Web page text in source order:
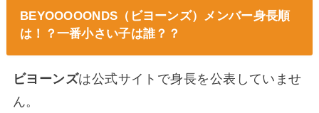
BEYOOOOONDS（ビヨーンズ）メンバー身長順
は！？一番小さい子は誰？？
ビヨーンズは公式サイトで身長を公表していませ
ん。